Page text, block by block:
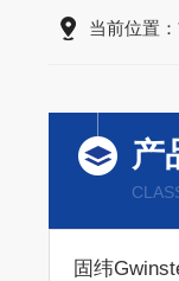
当前位置：
产
固纬